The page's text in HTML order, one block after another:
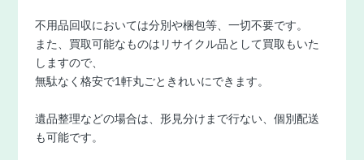
不用品回収においては分別や梱包等、一切不要です。
また、買取可能なものはリサイクル品として買取もいた
しますので、
無駄なく格安で1軒丸ごときれいにできます。
遺品整理などの場合は、形見分けまで行ない、個別配送
も可能です。